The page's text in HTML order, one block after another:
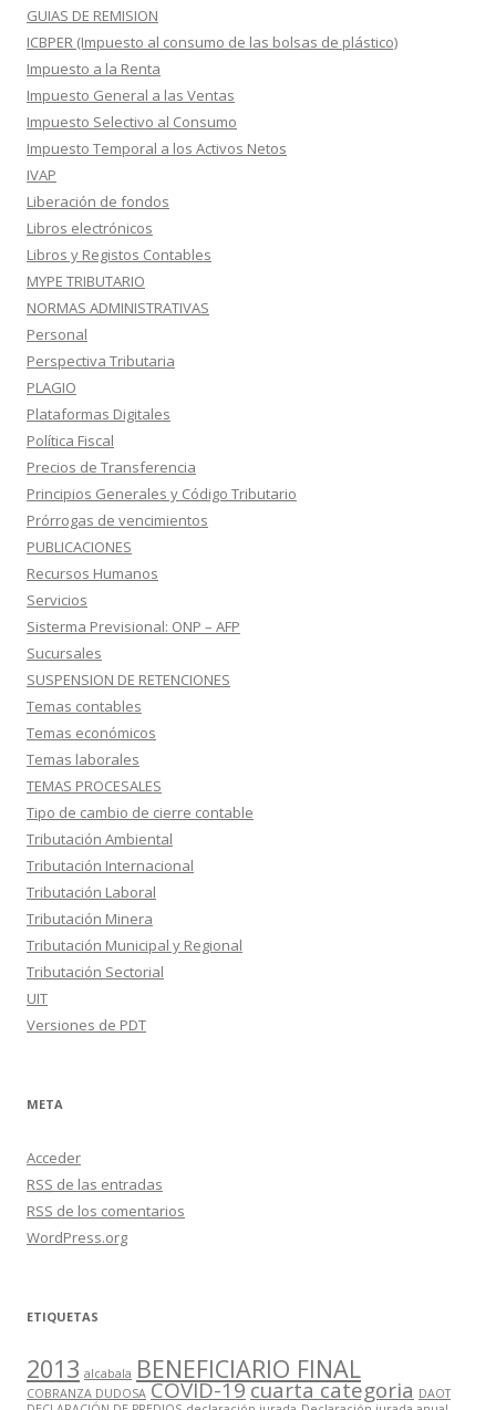
GUIAS DE REMISION
ICBPER (Impuesto al consumo de las bolsas de plástico)
Impuesto a la Renta
Impuesto General a las Ventas
Impuesto Selectivo al Consumo
Impuesto Temporal a los Activos Netos
IVAP
Liberación de fondos
Libros electrónicos
Libros y Registos Contables
MYPE TRIBUTARIO
NORMAS ADMINISTRATIVAS
Personal
Perspectiva Tributaria
PLAGIO
Plataformas Digitales
Política Fiscal
Precios de Transferencia
Principios Generales y Código Tributario
Prórrogas de vencimientos
PUBLICACIONES
Recursos Humanos
Servicios
Sisterma Previsional: ONP – AFP
Sucursales
SUSPENSION DE RETENCIONES
Temas contables
Temas económicos
Temas laborales
TEMAS PROCESALES
Tipo de cambio de cierre contable
Tributación Ambiental
Tributación Internacional
Tributación Laboral
Tributación Minera
Tributación Municipal y Regional
Tributación Sectorial
UIT
Versiones de PDT
META
Acceder
RSS de las entradas
RSS de los comentarios
WordPress.org
ETIQUETAS
2013 alcabala BENEFICIARIO FINAL
COBRANZA DUDOSA COVID-19cuarta categoria DAOT